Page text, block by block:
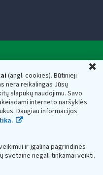
(angl. cookies). Būtinieji
nėra reikalingas Jūsų
slapukų naudojimu. Savo
interneto naršyklės
Daugiau informacijos
ir įgalina pagrindines
svetainė negali tinkamai veikti.
— 188659752,
Lietuva, el.paštas:
188659752
prie Lietuvos
ir saugomi Juridinių